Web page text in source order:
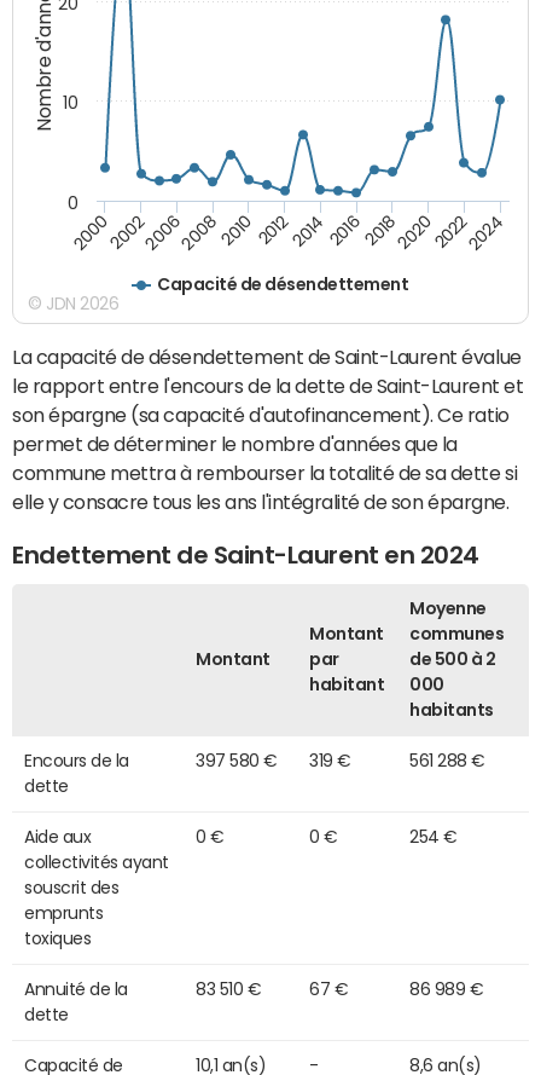
Nombre d'années
Capacité de désendettement
20002002200620082010 2012201420162018202020222024
0
10
© JDN 2026
La capacité de désendettement de Saint-Laurent évalue
le rapport entre l'encours de la dette de Saint-Laurent et
son épargne (sa capacité d'autofinancement). Ce ratio
permet de déterminer le nombre d'années que la
commune mettra à rembourser la totalité de sa dette si
elle y consacre tous les ans l'intégralité de son épargne.
Endettement de Saint-Laurent en 2024
Montant
Montant
par
habitant
Moyenne
communes
de 500 à 2
000
habitants
Encours de la
dette
397 580 € 319 € 561 288 €
Aide aux
collectivités ayant
souscrit des
emprunts
toxiques
0 € 0 € 254 €
Annuité de la
dette
83 510 € 67 € 86 989 €
Capacité de
10,1 an(s) - 8,6 an(s)